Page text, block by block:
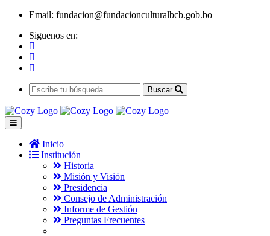
Email: fundacion@fundacionculturalbcb.gob.bo
Siguenos en:
Buscar
Inicio
Institución
Historia
Misión y Visión
Presidencia
Consejo de Administración
Informe de Gestión
Preguntas Frecuentes